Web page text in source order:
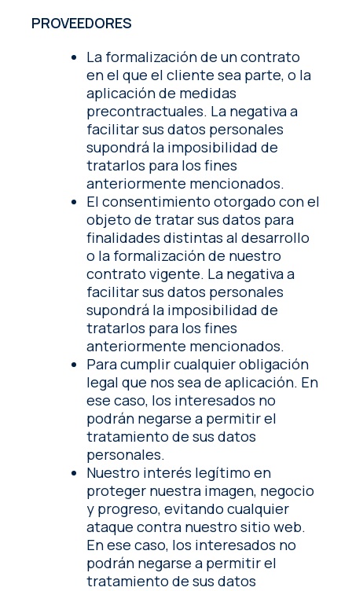
PROVEEDORES
La formalización de un contrato
en el que el cliente sea parte, o la
aplicación de medidas
precontractuales. La negativa a
facilitar sus datos personales
supondrá la imposibilidad de
tratarlos para los fines
anteriormente mencionados.
El consentimiento otorgado con el
objeto de tratar sus datos para
finalidades distintas al desarrollo
o la formalización de nuestro
contrato vigente. La negativa a
facilitar sus datos personales
supondrá la imposibilidad de
tratarlos para los fines
anteriormente mencionados.
Para cumplir cualquier obligación
legal que nos sea de aplicación. En
ese caso, los interesados no
podrán negarse a permitir el
tratamiento de sus datos
personales.
Nuestro interés legítimo en
proteger nuestra imagen, negocio
y progreso, evitando cualquier
ataque contra nuestro sitio web.
En ese caso, los interesados no
podrán negarse a permitir el
tratamiento de sus datos